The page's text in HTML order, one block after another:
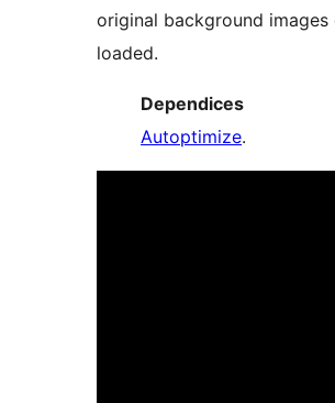
original background images
loaded.
Dependices
Autoptimize.